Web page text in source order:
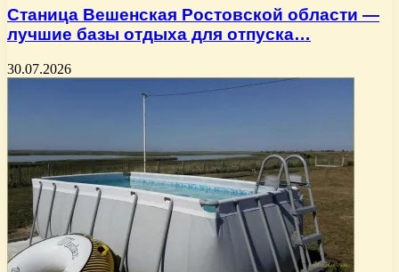
Станица Вешенская Ростовской области —
лучшие базы отдыха для отпуска…
30.07.2026